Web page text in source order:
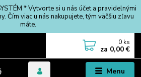
* Vytvorte si u nás účet a pravidelnými
Čím viac u nás nakupujete, tým väčšiu zľavu
máte.
Menu
0 ks
za 0,00 €